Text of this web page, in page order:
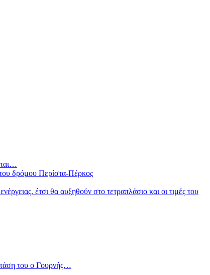
δρόμου Περίστα-Πέρκος
έτσι θα αυξηθούν στο τετραπλάσιο και οι τιμές του
του ο Γουρνής…